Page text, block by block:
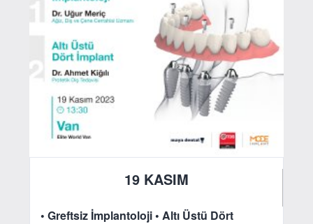
19 KASIM
• Greftsiz İmplantoloji • Altı Üstü Dört